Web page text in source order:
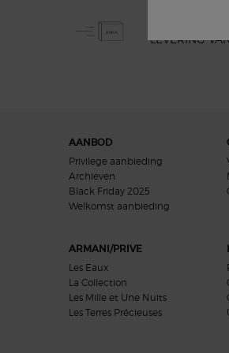
LEVERING
AANBOD
Privilege aanbieding
Archieven
Black Friday 2025
Welkomst aanbieding​
ARMANI/PRIVE
Les Eaux
La Collection
Les Mille et Une Nuits
Les Terres Précieuses